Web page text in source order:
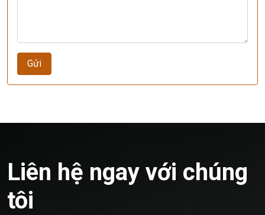
Gửi
Liên hệ ngay với chúng
tôi